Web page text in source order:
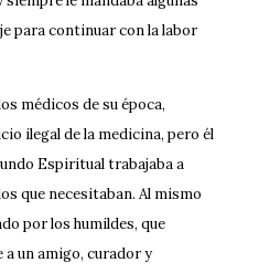
para continuar con la labor
médicos de su época,
ilegal de la medicina, pero él
Espiritual trabajaba a
que necesitaban. Al mismo
por los humildes, que
un amigo, curador y